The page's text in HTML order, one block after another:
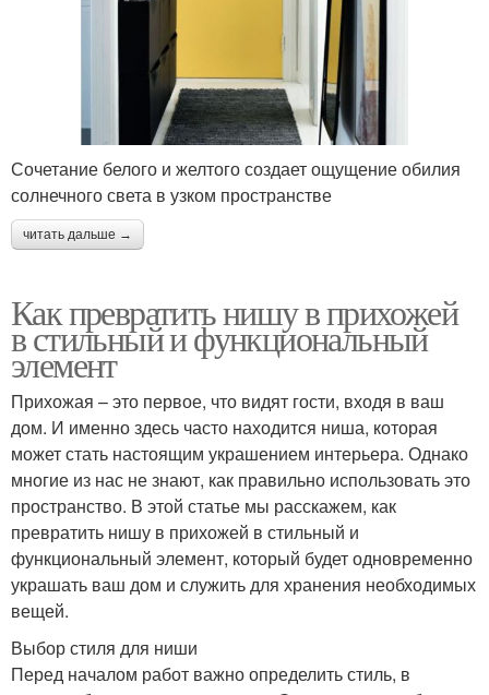
Сочетание белого и желтого создает ощущение обилия
солнечного света в узком пространстве
читать дальше →
Как превратить нишу в прихожей
в стильный и функциональный
элемент
Прихожая – это первое, что видят гости, входя в ваш
дом. И именно здесь часто находится ниша, которая
может стать настоящим украшением интерьера. Однако
многие из нас не знают, как правильно использовать это
пространство. В этой статье мы расскажем, как
превратить нишу в прихожей в стильный и
функциональный элемент, который будет одновременно
украшать ваш дом и служить для хранения необходимых
вещей.
Выбор стиля для ниши
Перед началом работ важно определить стиль, в